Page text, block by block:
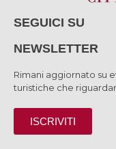
SEGUICI SU
NEWSLETTER
Rimani aggiornato su
turistiche che
ISCRIVITI